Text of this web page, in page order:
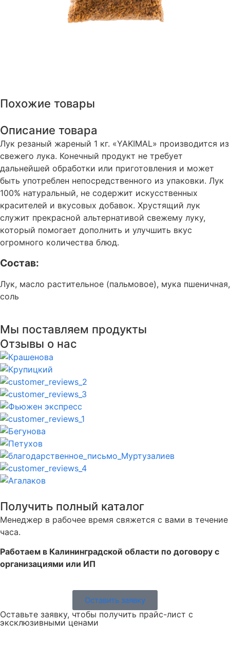
Похожие товары
Описание товара
Лук резаный жареный 1 кг. «YAKIMAL» производится из
свежего лука. Конечный продукт не требует
дальнейшей обработки или приготовления и может
быть употреблен непосредственного из упаковки. Лук
100% натуральный, не содержит искусственных
красителей и вкусовых добавок. Хрустящий лук
служит прекрасной альтернативой свежему луку,
который помогает дополнить и улучшить вкус
огромного количества блюд.
Состав:
Лук, масло растительное (пальмовое), мука пшеничная,
соль
Мы поставляем продукты
Отзывы о нас
Получить полный каталог
Менеджер в рабочее время свяжется с вами в течение
часа.
Работаем в Калининградской области по договору с
организациями или ИП
Оставить заявку
Оставьте заявку, чтобы получить прайс-лист с
эксклюзивными ценами